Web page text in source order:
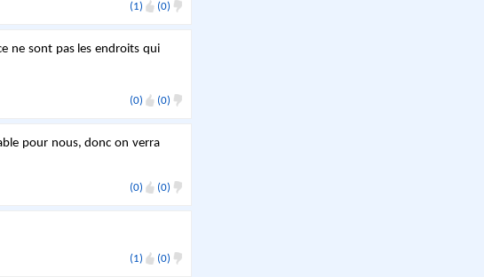
(1) (0)
ne sont pas les endroits qui
(0) (0)
pour nous, donc on verra
(0) (0)
(1) (0)